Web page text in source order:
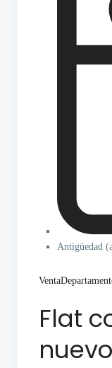
Antigüedad
Venta
Flat